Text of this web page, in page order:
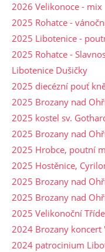
2026 Velikonoce - mix
2025 Rohatce -
2025 Libotenice -
2025 Rohatce -
Libotenice Dušičky
2025 diecézní pouť
2025 Brozany nad
2025 kostel sv.
2025 Brozany nad
2025 Hrobce, poutní
2025 Hostěnice,
2025 Brozany nad
2025 Brozany nad
2025 Velikonoční
2024 Brozany koncert
2024 patrocinium